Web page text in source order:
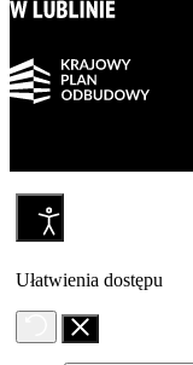
Ułatwienia dostępu